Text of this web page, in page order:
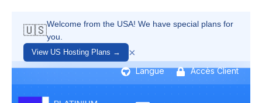
Langue Accès Client
🇺🇸Welcome from the USA! We have special plans for
you.
View US Hosting Plans → ×